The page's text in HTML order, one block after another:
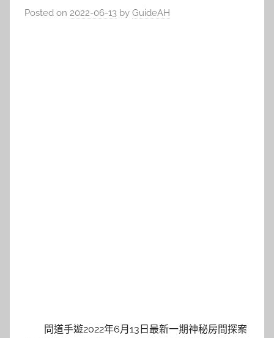
Posted on 2022-06-13 by GuideAH
問道手遊2022年6月13日最新一期神秘房間探案